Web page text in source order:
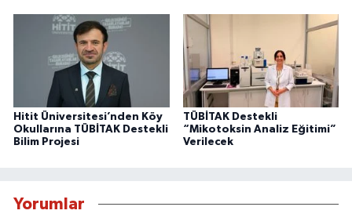
Hitit Üniversitesi’nden Köy
Okullarına TÜBİTAK Destekli
Bilim Projesi
TÜBİTAK Destekli
“Mikotoksin Analiz Eğitimi”
Verilecek
Yorumlar